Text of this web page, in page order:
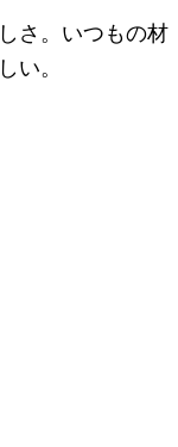
さ。いつもの材
い。